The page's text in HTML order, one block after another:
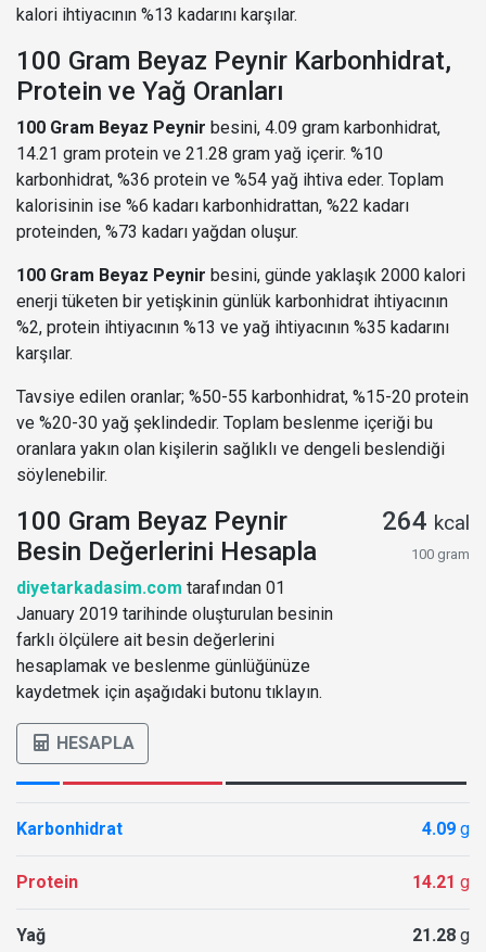
kalori ihtiyacının %13 kadarını karşılar.
100 Gram Beyaz Peynir Karbonhidrat,
Protein ve Yağ Oranları
100 Gram Beyaz Peynir besini, 4.09 gram karbonhidrat,
14.21 gram protein ve 21.28 gram yağ içerir. %10
karbonhidrat, %36 protein ve %54 yağ ihtiva eder. Toplam
kalorisinin ise %6 kadarı karbonhidrattan, %22 kadarı
proteinden, %73 kadarı yağdan oluşur.
100 Gram Beyaz Peynir besini, günde yaklaşık 2000 kalori
enerji tüketen bir yetişkinin günlük karbonhidrat ihtiyacının
%2, protein ihtiyacının %13 ve yağ ihtiyacının %35 kadarını
karşılar.
Tavsiye edilen oranlar; %50-55 karbonhidrat, %15-20 protein
ve %20-30 yağ şeklindedir. Toplam beslenme içeriği bu
oranlara yakın olan kişilerin sağlıklı ve dengeli beslendiği
söylenebilir.
100 Gram Beyaz Peynir
Besin Değerlerini Hesapla
diyetarkadasim.com tarafından 01
January 2019 tarihinde oluşturulan besinin
farklı ölçülere ait besin değerlerini
hesaplamak ve beslenme günlüğünüze
kaydetmek için aşağıdaki butonu tıklayın.
HESAPLA
264 kcal
100 gram
Karbonhidrat 4.09 g
Protein 14.21 g
Yağ 21.28 g